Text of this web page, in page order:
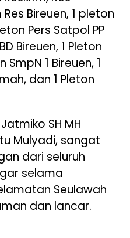
Bireuen, 1 pleton
Pers Satpol PP
Bireuen, 1 Pleton
SmpN 1 Bireuen, 1
dan 1 Pleton
SH MH
Mulyadi, sangat
dari seluruh
selama
Seulawah
dan lancar.